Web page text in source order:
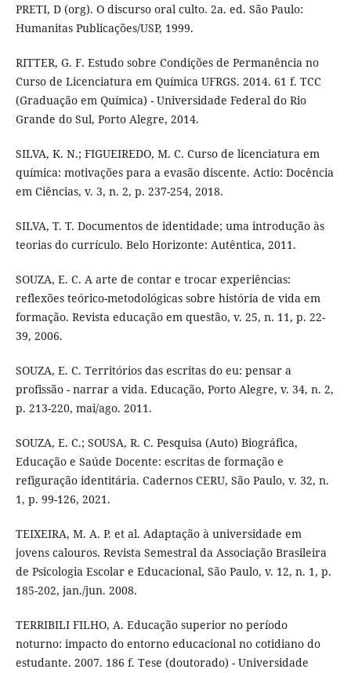
PRETI, D (org). O discurso oral culto. 2a. ed. São Paulo:
Humanitas Publicações/USP, 1999.
RITTER, G. F. Estudo sobre Condições de Permanência no
Curso de Licenciatura em Química UFRGS. 2014. 61 f. TCC
(Graduação em Química) - Universidade Federal do Rio
Grande do Sul, Porto Alegre, 2014.
SILVA, K. N.; FIGUEIREDO, M. C. Curso de licenciatura em
química: motivações para a evasão discente. Actio: Docência
em Ciências, v. 3, n. 2, p. 237-254, 2018.
SILVA, T. T. Documentos de identidade; uma introdução às
teorias do currículo. Belo Horizonte: Autêntica, 2011.
SOUZA, E. C. A arte de contar e trocar experiências:
reflexões teórico-metodológicas sobre história de vida em
formação. Revista educação em questão, v. 25, n. 11, p. 22-
39, 2006.
SOUZA, E. C. Territórios das escritas do eu: pensar a
profissão - narrar a vida. Educação, Porto Alegre, v. 34, n. 2,
p. 213-220, mai/ago. 2011.
SOUZA, E. C.; SOUSA, R. C. Pesquisa (Auto) Biográfica,
Educação e Saúde Docente: escritas de formação e
refiguração identitária. Cadernos CERU, São Paulo, v. 32, n.
1, p. 99-126, 2021.
TEIXEIRA, M. A. P. et al. Adaptação à universidade em
jovens calouros. Revista Semestral da Associação Brasileira
de Psicologia Escolar e Educacional, São Paulo, v. 12, n. 1, p.
185-202, jan./jun. 2008.
TERRIBILI FILHO, A. Educação superior no período
noturno: impacto do entorno educacional no cotidiano do
estudante. 2007. 186 f. Tese (doutorado) - Universidade